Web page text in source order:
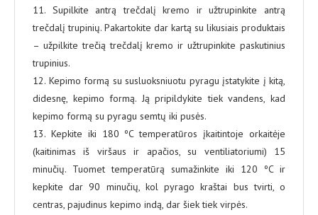
11. Supilkite antrą trečdalį kremo ir užtrupinkite antrą
trečdalį trupinių. Pakartokite dar kartą su likusiais produktais
– užpilkite trečią trečdalį kremo ir užtrupinkite paskutinius
trupinius.
12. Kepimo formą su susluoksniuotu pyragu įstatykite į kitą,
didesnę, kepimo formą. Ją pripildykite tiek vandens, kad
kepimo formą su pyragu semtų iki pusės.
13. Kepkite iki 180 ºC temperatūros įkaitintoje orkaitėje
(kaitinimas iš viršaus ir apačios, su ventiliatoriumi) 15
minučių. Tuomet temperatūrą sumažinkite iki 120 ºC ir
kepkite dar 90 minučių, kol pyrago kraštai bus tvirti, o
centras, pajudinus kepimo indą, dar šiek tiek virpės.